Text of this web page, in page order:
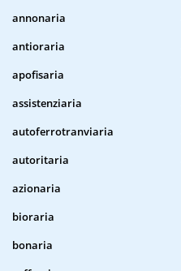
annonaria
antioraria
apofisaria
assistenziaria
autoferrotranviaria
autoritaria
azionaria
bioraria
bonaria